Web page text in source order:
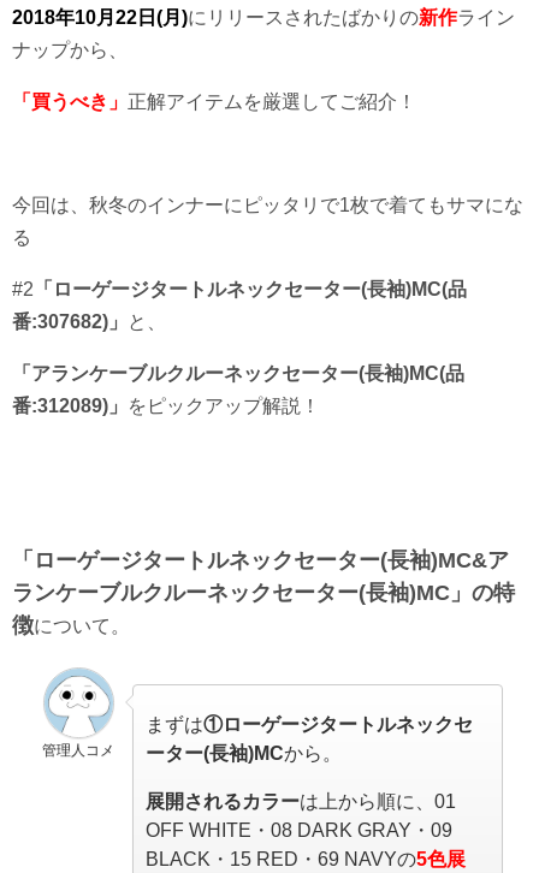
2018年10月22日(月)にリリースされたばかりの新作ライン
ナップから、
「買うべき」 正解アイテムを厳選してご紹介！
今回は、秋冬のインナーにピッタリで1枚で着てもサマにな
る
#2 「ローゲージタートルネックセーター(長袖)MC(品
番:307682)」
と、
「アランケーブルクルーネックセーター(長袖)MC(品
番:312089)」
をピックアップ解説！
「ローゲージタートルネックセーター(長袖)MC&ア
ランケーブルクルーネックセーター(長袖)MC」の特
徴について。
管理人コメ
まずは①ローゲージタートルネックセ
ーター(長袖)MCから。
展開されるカラーは上から順に、01
OFF WHITE・08 DARK GRAY・09
BLACK・15 RED・69 NAVYの5色展